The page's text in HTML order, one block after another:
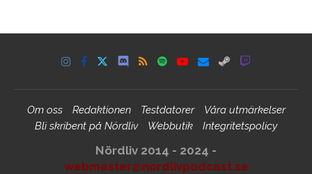
Om oss Redaktionen Testdatorer
Våra utmärkelser
Bli skribent på Nördliv
Webbutik Integritetspolicy
Nördliv 2014 - 2024 -
webmaster@nordlivpodcast.se